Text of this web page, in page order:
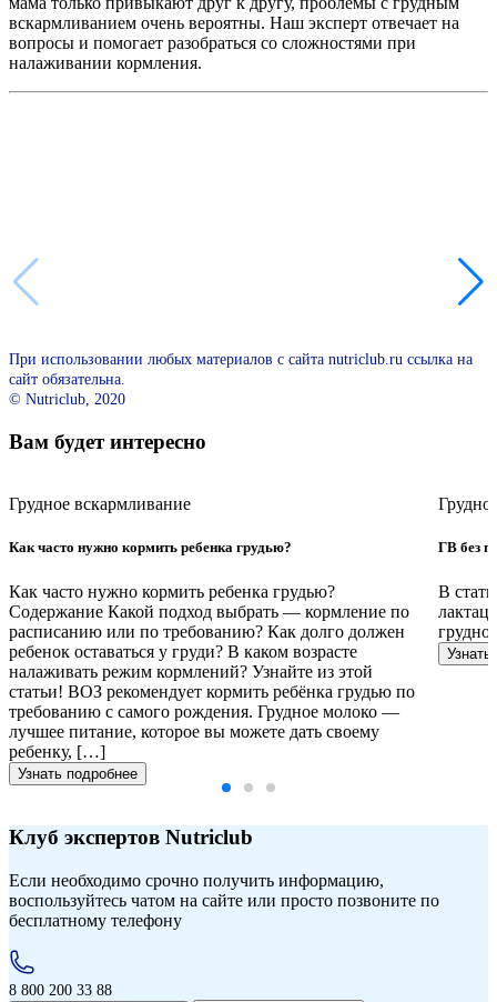
вскармливанием очень вероятны. Наш эксперт отвечает на
вопросы и помогает разобраться со сложностями при
налаживании кормления.
При использовании любых материалов с сайта nutriclub.ru ссылка на
сайт обязательна.
© Nutriclub, 2020
Вам будет интересно
Грудное вскармливание
Как часто нужно кормить ребенка грудью?
Как часто нужно кормить ребенка грудью?
Содержание Какой подход выбрать — кормление по
расписанию или по требованию? Как долго должен
ребенок оставаться у груди? В каком возрасте
налаживать режим кормлений? Узнайте из этой
статьи! ВОЗ рекомендует кормить ребёнка грудью по
требованию с самого рождения. Грудное молоко —
лучшее питание, которое вы можете дать своему
ребенку, […]
Узнать подробнее
ГВ без
В
Узнать
Клуб экспертов Nutriclub
Если необходимо срочно получить информацию,
воспользуйтесь чатом на сайте или просто позвоните по
бесплатному телефону
8 800 200 33 88